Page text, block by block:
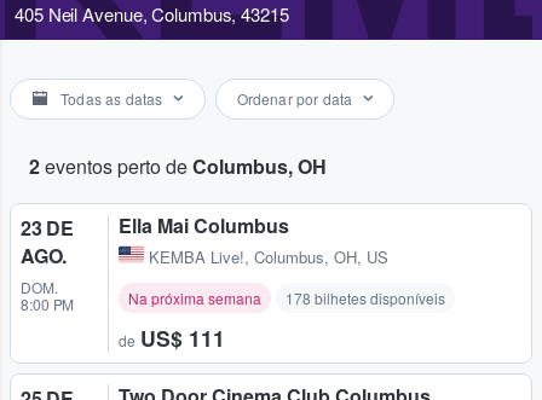
405 Neil Avenue, Columbus, 43215
Todas as datas Ordenar por data
2eventos perto deColumbus, OH
23 DE
AGO.
DOM.
8:00 PM
Ella Mai Columbus
KEMBA Live!, Columbus, OH, US
Na próxima semana 178 bilhetes disponíveis
de US$ 111